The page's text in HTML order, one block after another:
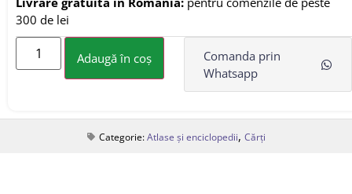
300 de lei
Adaugă în coș
Comanda prin
Whatsapp
Categorie:Atlase și enciclopedii, Cărți